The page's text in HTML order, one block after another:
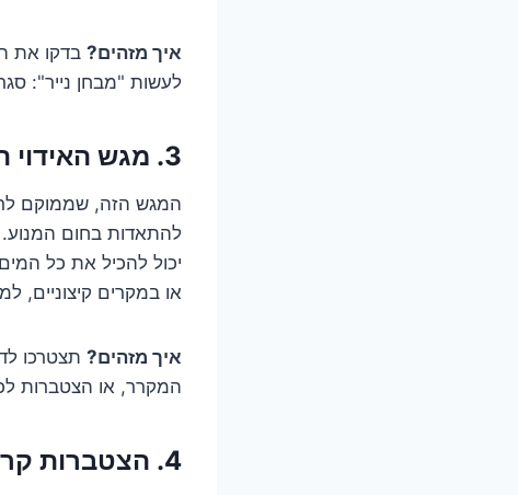
איך מזהים? בדקו את
לעשות "מבחן נייר":
3. מגש האידוי העצלן: הסיבה שמאחורי הקלעים
המגש הזה, שממוקם
להתאדות בחום
יכול להכיל את כל
או במקרים קיצוניים,
איך מזהים? תצטרכו
המקרר, או הצטברות
4. הצטברות קרח מוגזמת: כשמערכת ה-No-Frost נלחמת בעצמה